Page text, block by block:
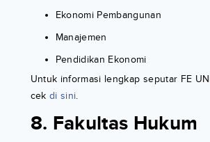
Ekonomi Pembangunan
Manajemen
Pendidikan Ekonomi
Untuk informasi lengkap seputar FE
cek di sini.
8. Fakultas Hukum